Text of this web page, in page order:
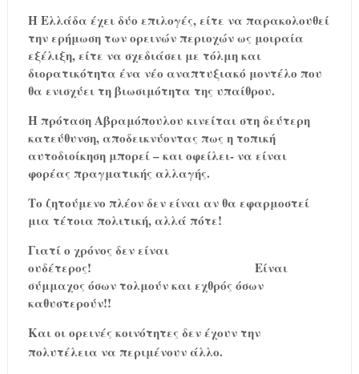
Η Ελλάδα έχει δύο επιλογές, είτε να παρακολουθεί
την ερήμωση των ορεινών περιοχών ως μοιραία
εξέλιξη, είτε να σχεδιάσει με τόλμη και
διορατικότητα ένα νέο αναπτυξιακό μοντέλο που
θα ενισχύει τη βιωσιμότητα της υπαίθρου.
Η πρόταση Αβραμόπουλου κινείται στη δεύτερη
κατεύθυνση, αποδεικνύοντας πως η τοπική
αυτοδιοίκηση μπορεί – και οφείλει- να είναι
φορέας πραγματικής αλλαγής.
Το ζητούμενο πλέον δεν είναι αν θα εφαρμοστεί
μια τέτοια πολιτική, αλλά πότε!
Γιατί ο χρόνος δεν είναι
ουδέτερος!
Είναι
σύμμαχος όσων τολμούν και εχθρός όσων
καθυστερούν!!
Και οι ορεινές κοινότητες δεν έχουν την
πολυτέλεια να περιμένουν άλλο.